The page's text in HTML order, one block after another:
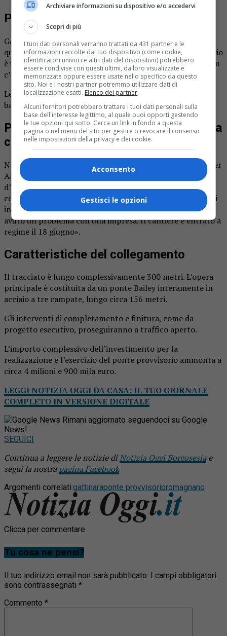
Ponte di Romagnano aperto per le bici
Gattinara e Romagnano nuovamente unite dopo
quattordici lunghi mesi d’attesa. Il nuovo ponte provvisorio
è utilizzabile da auto, camion, pullman e biciclette, ma non
c’è l’attraversamento per i pedoni.
Le due amministrazioni hanno chiesto la presenza di una
banchina o di un passaggio per il futuro ponte definitivo.
Per Anas un intervento di cui non aveva
competenza
Nel giorno dell’inaugurazione
presente anche l’ingegner
Angelo Gemelli, responsabile Anas Piemonte e Valle
d’Aosta. «Anas ha concluso un intervento di cui non aveva
competenza, fino alla firma della convenzione con gli enti
interessati. Durante la fase di bonifica bellica abbiamo
avuto un problema con una impresa. Il cantiere è entrato a
regime il 18 giugno».
Caratteristiche del collegamento
Il tracciato è lungo complessivamente 300 metri. L’opera
principale è costituita da un ponte Bailey interamente in
acciaio a tre campate, lungo circa 156 metri.
Gli interventi di completamento e finitura, come da
progetto esecutivo, proseguiranno a traffico aperto.
L’importo complessivo dell’investimento per la
realizzazione e l’esercizio del ponte provvisorio ammonta a
circa 4 milioni e 900 mila euro.
LEGGI NOTIZIA OGGI DA CASA: IL TUO GIORNALE
COMPLETO IN VERSIONE DIGITALE
Rimani aggiornato seguendoci su Google
News!
SEGUICI
Continua a leggere le notizie diNotizia Oggi Borgosesia e
segui la nostra pagina Facebook
Argomenti correlati:gattinaraponte provvisorioromagnano
Clicca per commentare
Tu cosa ne pensi?
Il tuo indirizzo email non sarà pubblicato.
I campi obbligatori
sono contrassegnati *
Commento *
Archiviare informazioni su dispositivo e/o accedervi
Scopri di più
I tuoi dati personali verranno trattati da 431 partner e le
informazioni raccolte dal tuo dispositivo (come cookie,
identificatori univoci e altri dati del dispositivo) potrebbero
essere condivise con questi ultimi, da loro visualizzate e
memorizzate oppure essere usate nello specifico da questo
sito. Noi e i nostri partner potremmo utilizzare dati di
localizzazione esatti. Elenco dei partner.
Alcuni fornitori potrebbero trattare i tuoi dati personali sulla
base dell'interesse legittimo, al quale puoi opporti gestendo
le tue opzioni qui sotto. Cerca un link in fondo a questa
pagina o nel menu del sito per gestire o revocare il consenso
nelle impostazioni della privacy e dei cookie.
Acconsento
Gestisci le opzioni